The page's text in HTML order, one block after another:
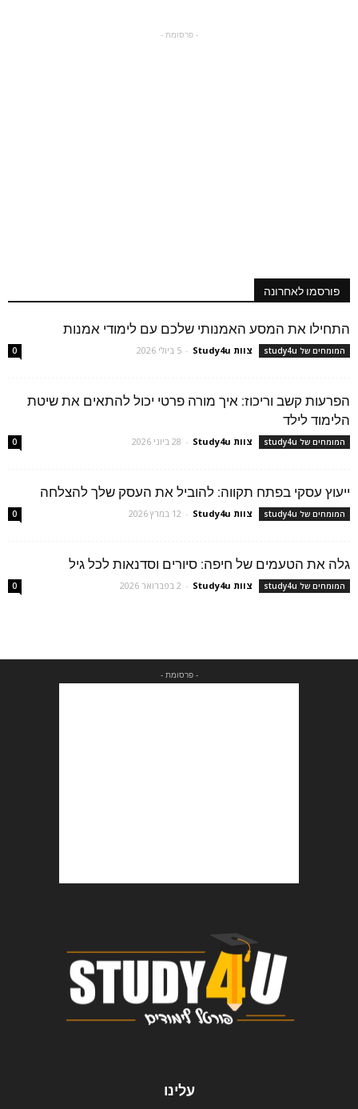
- פרסומת -
פורסמו לאחרונה
התחילו את המסע האמנותי שלכם עם לימודי אמנות
המומחים של study4u צוות Study4u - 5 ביולי 2026 0
הפרעות קשב וריכוז: איך מורה פרטי יכול להתאים את שיטת
הלימוד לילד
המומחים של study4u צוות Study4u - 28 ביוני 2026 0
ייעוץ עסקי בפתח תקווה: להוביל את העסק שלך להצלחה
המומחים של study4u צוות Study4u - 12 במרץ 2026 0
גלה את הטעמים של חיפה: סיורים וסדנאות לכל גיל
המומחים של study4u צוות Study4u - 2 בפברואר 2026 0
- פרסומת -
עלינו